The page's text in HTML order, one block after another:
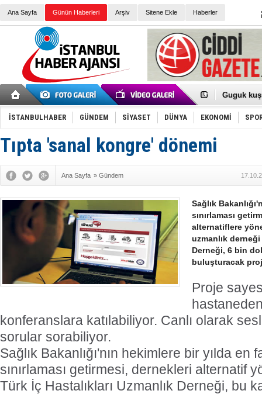
Ana Sayfa Günün Haberleri Arşiv Sitene Ekle Haberler
Türk
Guguk
Sneaker
Erkek
Tommy
Erdoğan:
İtalyan
Ece
3
İSTANBULHABER GÜNDEM SİYASET DÜNYA EKONOMİ
Tıpta 'sanal kongre' dönemi
Ana Sayfa » Gündem
Sağlık
sınırlaması
alternatiflere
uzmanlık derneği
Derneği, 6 bin
buluşturacak
Proje
konferanslara katılabiliyor. Canlı olarak
sorular sorabiliyor.
Sağlık Bakanlığı'nın hekimlere bir yılda
sınırlaması getirmesi, dernekleri alternatif
Türk İç Hastalıkları Uzmanlık Derneği, bu